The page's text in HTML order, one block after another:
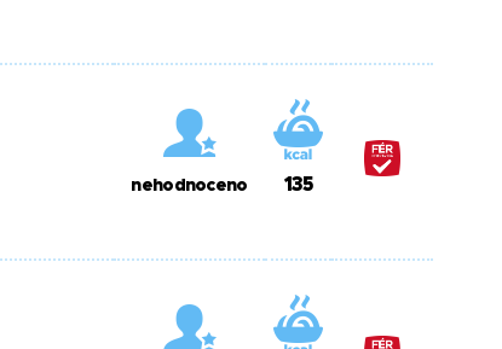
nehodnoceno 135